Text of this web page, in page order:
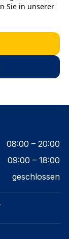
Sie in unserer
und
08:00 – 20:00
09:00 – 18:00
geschlossen